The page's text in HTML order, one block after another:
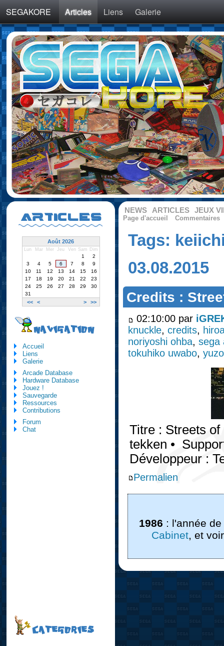
SEGAKORE Articles Liens Galerie
NEWS ARTICLES JEUX
Page d'accueil Commentaires
Tags:
03.08.2015
Credits :
02:10:00 par
knuckle,credits,
noriyoshi ohba,sega
tokuhiko uwabo,
Titre : Streets
tekken •
Développeur :
Permalien
1986 : l'année
Cabinet, et
ARTICLES
Août 2026
Lun Mar Mer Jeu Ven Sam Dim
<< < > >>
1
2
3
4 5 6 7 8
9
10
11 12 13 14 15
16
17
18 19 20 21 22
23
24
25 26 27 28 29
30
31
NAVIGATION
Accueil
Liens
Galerie
Arcade Database
Hardware Database
Jouez !
Sauvegarde
Ressources
Contributions
Forum
Chat
CATEGORIES